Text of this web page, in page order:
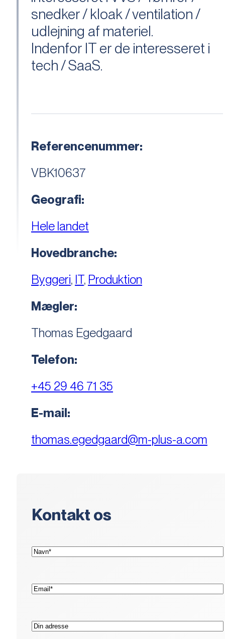
snedker / kloak / ventilation /
udlejning af materiel.
Indenfor IT er de interesseret i
tech / SaaS.
Referencenummer:
VBK10637
Geografi:
Hele landet
Hovedbranche:
Byggeri, IT, Produktion
Mægler:
Thomas Egedgaard
Telefon:
+45 29 46 71 35
E-mail:
thomas.egedgaard@m-plus-a.com
Kontakt os
Navn*
E-
mail*
Adresse